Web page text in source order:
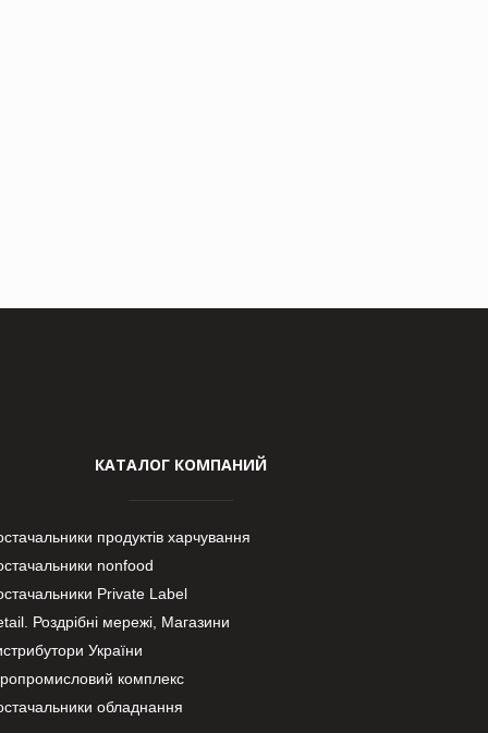
КАТАЛОГ КОМПАНИЙ
продуктів харчування
nonfood
Private Label
Роздрібні мережі, Магазини
України
комплекс
обладнання